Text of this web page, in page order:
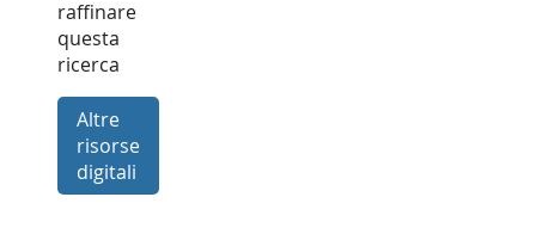
raffinare
questa
ricerca
Altre
risorse
digitali